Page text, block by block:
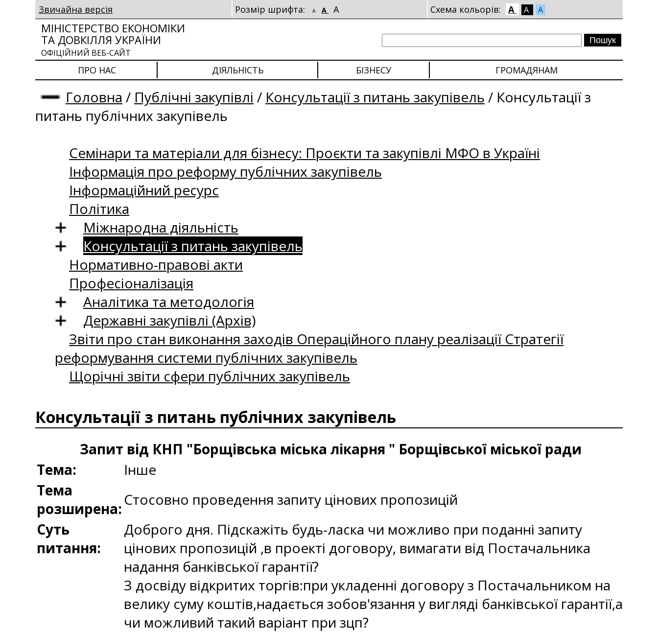
Звичайна версія Розмір шрифта: A A A Схема кольорів: A A A
МІНІСТЕРСТВО ЕКОНОМІКИ
ТА ДОВКІЛЛЯ УКРАЇНИ
ОФІЦІЙНИЙ ВЕБ-САЙТ
ПРО НАС ДІЯЛЬНІСТЬ БІЗНЕСУ ГРОМАДЯНАМ
Головна / Публічні закупівлі / Консультації з питань закупівель / Консультації з
питань публічних закупівель
Семінари та матеріали для бізнесу: Проєкти та закупівлі МФО в Україні
Інформація про реформу публічних закупівель
Інформаційний ресурс
Політика
Міжнародна діяльність
Консультації з питань закупівель
Нормативно-правові акти
Професіоналізація
Аналітика та методологія
Державні закупівлі (Архів)
Звіти про стан виконання заходів Операційного плану реалізації Стратегії
реформування системи публічних закупівель
Щорічні звіти сфери публічних закупівель
Консультації з питань публічних закупівель
Запит від КНП "Борщівська міська лікарня " Борщівської міської ради
Тема:
Інше
Тема
розширена:Стосовно проведення запиту цінових пропозицій
Суть
питання:
Доброго дня. Підскажіть будь-ласка чи можливо при поданні запиту
цінових пропозицій ,в проекті договору, вимагати від Постачальника
надання банківської гарантії?
З досвіду відкритих торгів:при укладенні договору з Постачальником на
велику суму коштів,надається зобов'язання у вигляді банківської гарантії,а
чи можливий такий варіант при зцп?